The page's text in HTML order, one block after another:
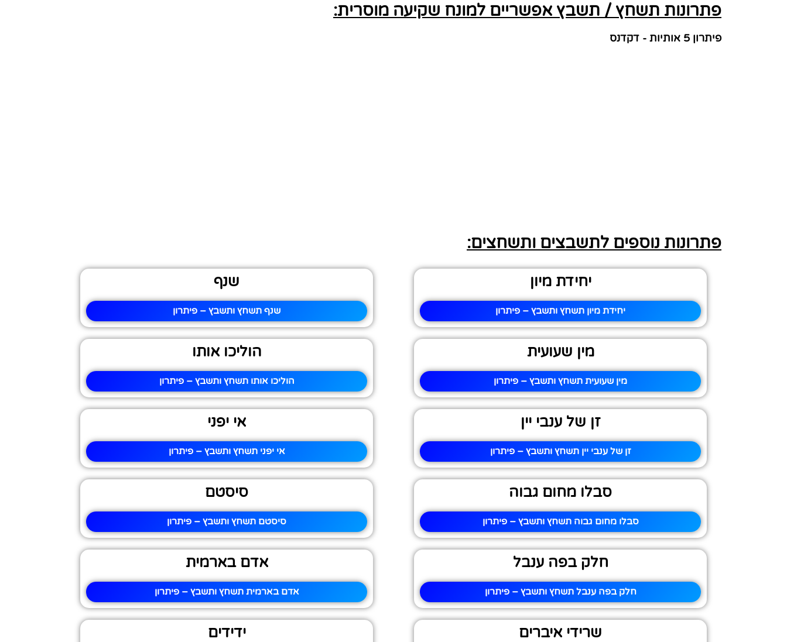
פתרונות תשחץ / תשבץ אפשריים למונח שקיעה מוסרית:
פיתרון 5 אותיות - דקדנס
פתרונות נוספים לתשבצים ותשחצים:
יחידת מיון
יחידת מיון תשחץ ותשבץ – פיתרון
שנף
שנף תשחץ ותשבץ – פיתרון
מין שעועית
מין שעועית תשחץ ותשבץ – פיתרון
הוליכו אותו
הוליכו אותו תשחץ ותשבץ – פיתרון
זן של ענבי יין
זן של ענבי יין תשחץ ותשבץ – פיתרון
אי יפני
אי יפני תשחץ ותשבץ – פיתרון
סבלו מחום גבוה
סבלו מחום גבוה תשחץ ותשבץ – פיתרון
סיסטם
סיסטם תשחץ ותשבץ – פיתרון
חלק בפה ענבל
חלק בפה ענבל תשחץ ותשבץ – פיתרון
אדם בארמית
אדם בארמית תשחץ ותשבץ – פיתרון
שרידי איברים ידידים